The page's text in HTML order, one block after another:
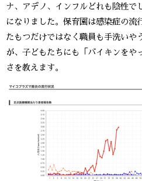
ナ、アデノ、インフルどれも陰性で
になりました。保育園は感染症の流
たもつだけではなく職員も手洗いや
が、子どもたちにも「バイキンをや
さを教えます。